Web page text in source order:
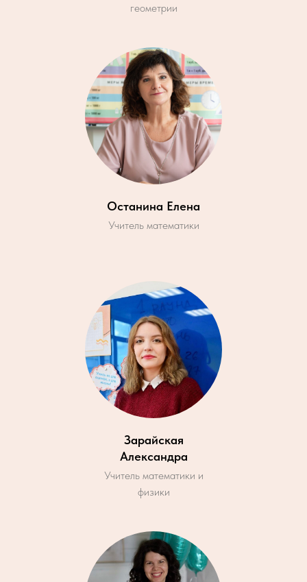
геометрии
Останина Елена
Учитель математики
Зарайская
Александра
Учитель математики и
физики